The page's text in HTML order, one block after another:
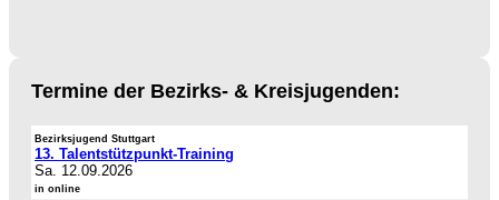
Termine der Bezirks- & Kreisjugenden:
Bezirksjugend Stuttgart
13. Talentstützpunkt-Training
Sa. 12.09.2026
in online